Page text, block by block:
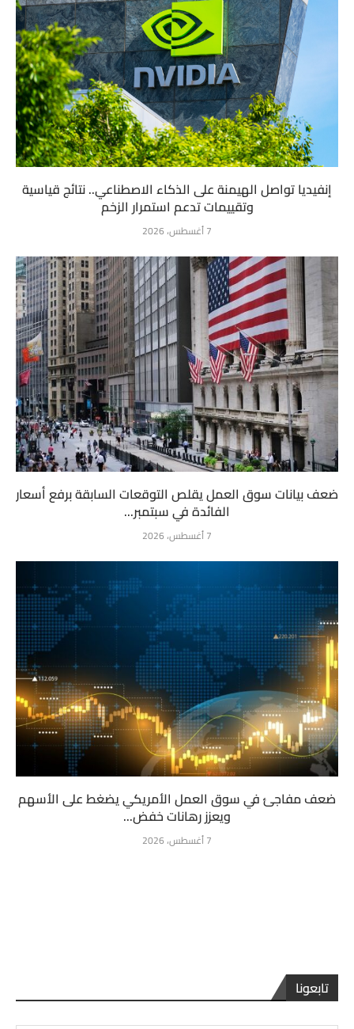
إنفيديا تواصل الهيمنة على الذكاء الاصطناعي.. نتائج قياسية
وتقييمات تدعم استمرار الزخم
7 أغسطس، 2026
ضعف بيانات سوق العمل يقلص التوقعات السابقة برفع أسعار
الفائدة في سبتمبر...
7 أغسطس، 2026
ضعف مفاجئ في سوق العمل الأمريكي يضغط على الأسهم
ويعزز رهانات خفض...
7 أغسطس، 2026
تابعونا